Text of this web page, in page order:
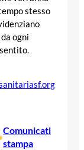
stesso
ogni
Comunicati
stampa